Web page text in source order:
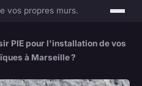
vos propres murs.
PIE pour l'installation de vos
à Marseille ?